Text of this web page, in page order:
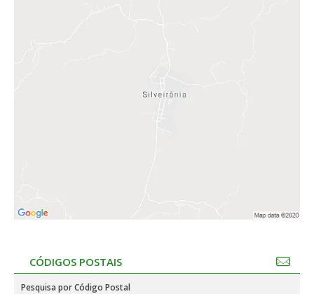
CÓDIGOS POSTAIS
Pesquisa por Código Postal